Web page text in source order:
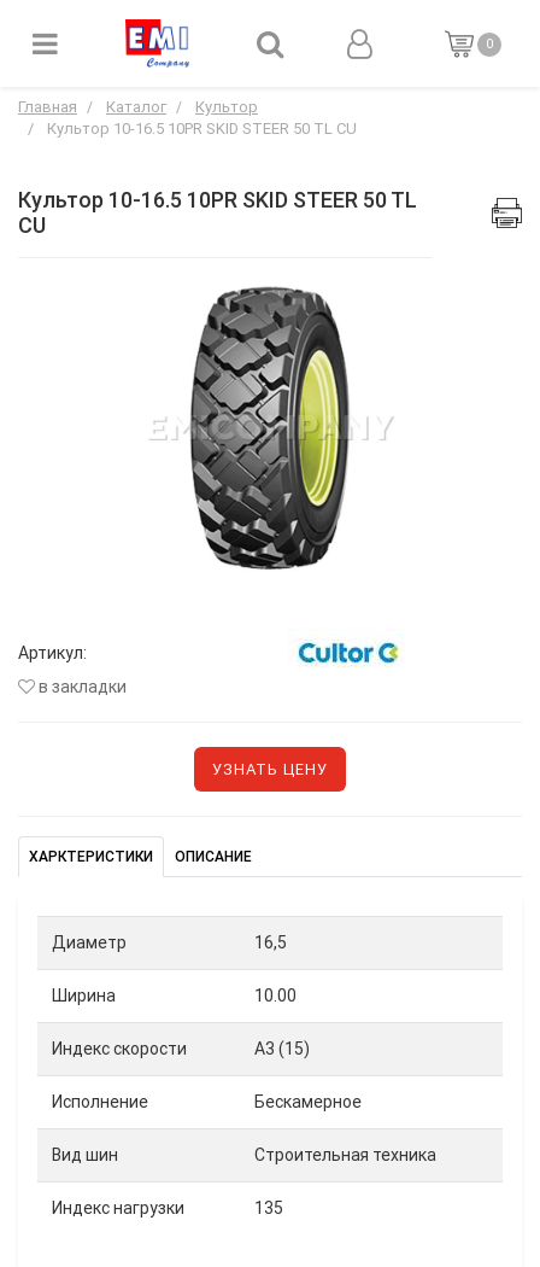
0
Главная Каталог
Культор
Культор 10-16.5 10PR SKID STEER 50 TL CU
Культор 10-16.5 10PR SKID STEER 50 TL
CU
Артикул:
в закладки
УЗНАТЬ ЦЕНУ
ХАРКТЕРИСТИКИ ОПИСАНИЕ
Диаметр 16,5
Ширина 10.00
Индекс скорости A3 (15)
Исполнение Бескамерное
Вид шин Строительная техника
Индекс нагрузки 135